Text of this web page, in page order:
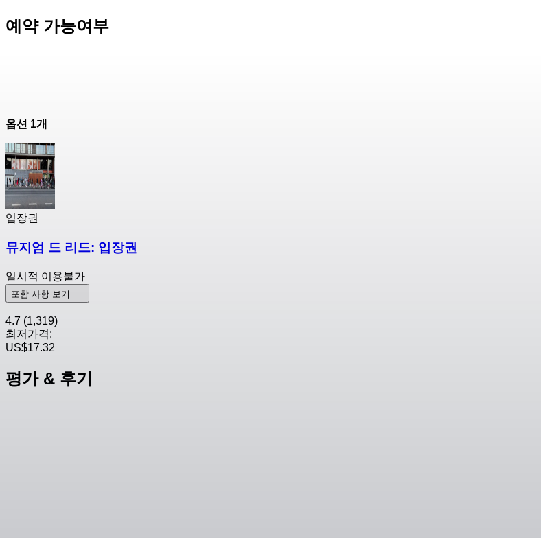
예약 가능여부
옵션 1개
입장권
뮤지엄 드 리드: 입장권
일시적 이용불가
포함 사항 보기
4.7 (1,319)
최저가격:
US$17.32
평가 & 후기